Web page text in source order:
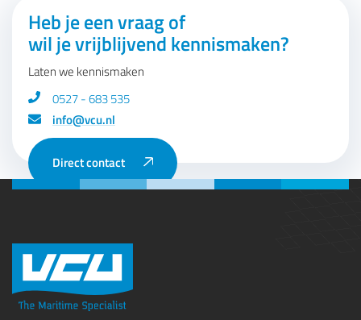
Heb je een vraag of
wil je vrijblijvend kennismaken?
Laten we kennismaken
0527 - 683 535
info@vcu.nl
Direct contact